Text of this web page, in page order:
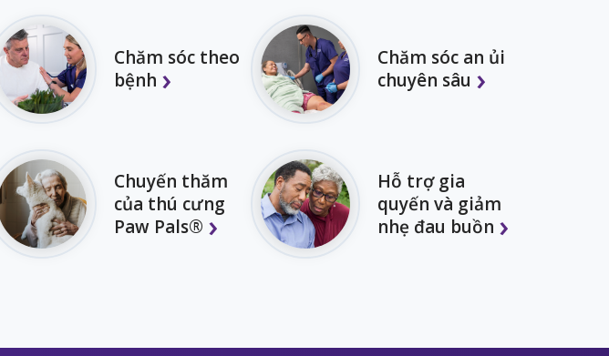
Chăm sóc theo
bệnh
Chăm sóc an ủi
chuyên sâu
Chuyến thăm
của thú cưng
Paw Pals®
Hỗ trợ gia
quyến và giảm
nhẹ đau buồn